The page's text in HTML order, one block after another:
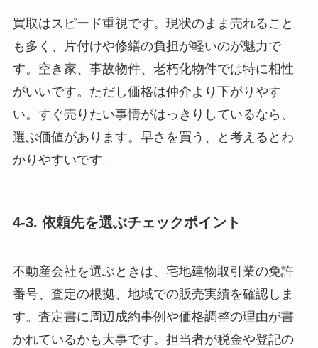
買取はスピード重視です。現状のまま売れること
も多く、片付けや修繕の負担が軽いのが魅力で
す。空き家、事故物件、老朽化物件では特に相性
がいいです。ただし価格は仲介より下がりやす
い。すぐ売りたい事情がはっきりしているなら、
選ぶ価値があります。早さを買う、と考えるとわ
かりやすいです。
4-3. 依頼先を選ぶチェックポイント
不動産会社を選ぶときは、宅地建物取引業の免許
番号、査定の根拠、地域での販売実績を確認しま
す。査定書に周辺成約事例や価格調整の理由が書
かれているかも大事です。担当者が税金や登記の